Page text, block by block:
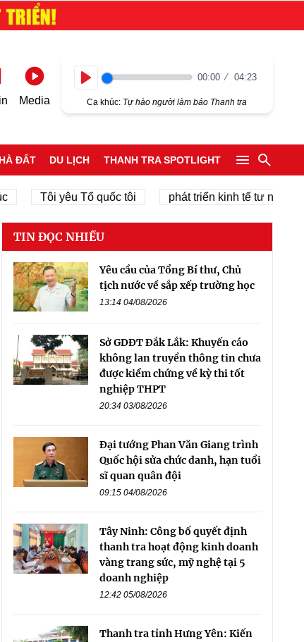
Media
00:00 04:23
Ca khúc: Tự hào người làm báo Thanh tra
ĐẤT DU LỊCH THANH TRA SPOTLIGHT
Tôi yêu Tổ quốc tôi phát triển kinh tế tư nhân
TIN ĐỌC NHIỀU
Yêu cầu của Tổng Bí thư, Chủ
tịch nước về sắp xếp trường học
13:14 04/08/2026
Sở GDĐT Đắk Lắk: Khuyến cáo
không lan truyền thông tin chưa
được kiểm chứng về kỳ thi tốt
nghiệp THPT
20:34 03/08/2026
Đại tướng Phan Văn Giang trình
Quốc hội sửa chức danh, hạn tuổi
sĩ quan quân đội
09:15 04/08/2026
Tây Ninh: Công bố quyết định
thanh tra hoạt động kinh doanh
vàng trang sức, mỹ nghệ tại 5
doanh nghiệp
12:42 05/08/2026
Thanh tra tỉnh Hưng Yên: Kiến